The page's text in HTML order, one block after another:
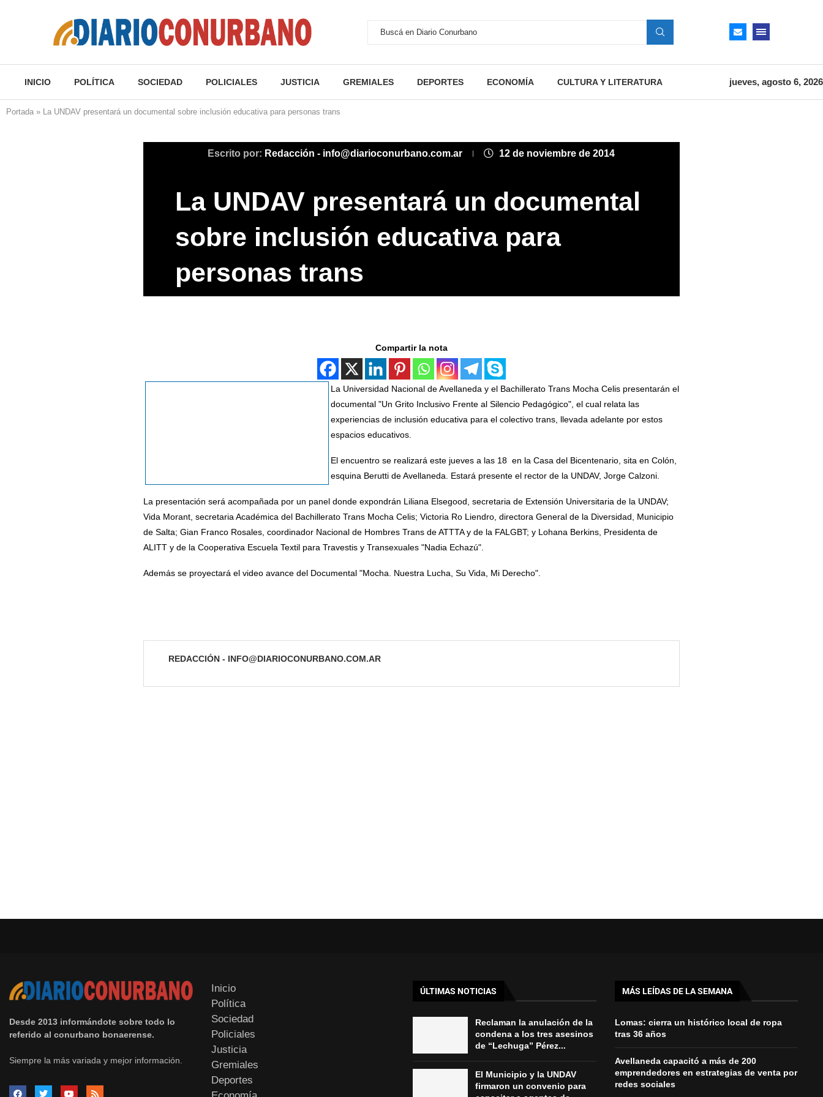
INICIO POLÍTICA SOCIEDAD POLICIALES JUSTICIA GREMIALES DEPORTES ECONOMÍA CULTURA Y LITERATURA jueves, agosto 6, 2026
Portada » La UNDAV presentará un documental sobre inclusión educativa para personas trans
Escrito por: Redacción - info@diarioconurbano.com.ar 12 de noviembre de 2014
La UNDAV presentará un documental
sobre inclusión educativa para
personas trans
Compartir la nota
La Universidad Nacional de Avellaneda y el Bachillerato Trans Mocha Celis presentarán el
documental "Un Grito Inclusivo Frente al Silencio Pedagógico", el cual relata las
experiencias de inclusión educativa para el colectivo trans, llevada adelante por estos
espacios educativos.
El encuentro se realizará este jueves a las 18 en la Casa del Bicentenario, sita en Colón,
esquina Berutti de Avellaneda. Estará presente el rector de la UNDAV, Jorge Calzoni.
La presentación será acompañada por un panel donde expondrán Liliana Elsegood, secretaria de Extensión Universitaria de la UNDAV;
Vida Morant, secretaria Académica del Bachillerato Trans Mocha Celis; Victoria Ro Liendro, directora General de la Diversidad, Municipio
de Salta; Gian Franco Rosales, coordinador Nacional de Hombres Trans de ATTTA y de la FALGBT; y Lohana Berkins, Presidenta de
ALITT y de la Cooperativa Escuela Textil para Travestis y Transexuales "Nadia Echazú".
Además se proyectará el video avance del Documental "Mocha. Nuestra Lucha, Su Vida, Mi Derecho".
REDACCIÓN - INFO@DIARIOCONURBANO.COM.AR
Desde 2013 informándote sobre todo lo
referido al conurbano bonaerense.
Siempre la más variada y mejor información.
Inicio
Política
Sociedad
Policiales
Justicia
Gremiales
Deportes
ÚLTIMAS NOTICIAS
Reclaman la anulación de la
condena a los tres asesinos
de “Lechuga” Pérez...
El Municipio y la UNDAV
firmaron un convenio para
MÁS LEÍDAS DE LA SEMANA
Lomas: cierra un histórico local de ropa
tras 36 años
Avellaneda capacitó a más de 200
emprendedores en estrategias de venta por
redes sociales